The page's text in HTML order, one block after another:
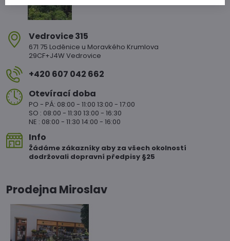
Vedrovice 315
671 75 Loděnice u Moravkého Krumlova
29CF+J4W Vedrovice
+420 607 042 662
Otevírací doba
PO - PÁ: 08:00 - 11:00 13:00 - 17:00
SO : 08:00 - 11:30 13:00 - 16:30
NE : 08:00 - 11:30 14:00 - 16:00
Info
Žádáme zákazníky aby za všech okolností
dodržovali dopravní předpisy §25
Prodejna Miroslav